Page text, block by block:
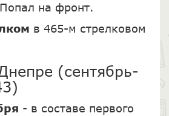
на фронт.
в 465-м стрелковом
(сентябрь-
- в составе первого